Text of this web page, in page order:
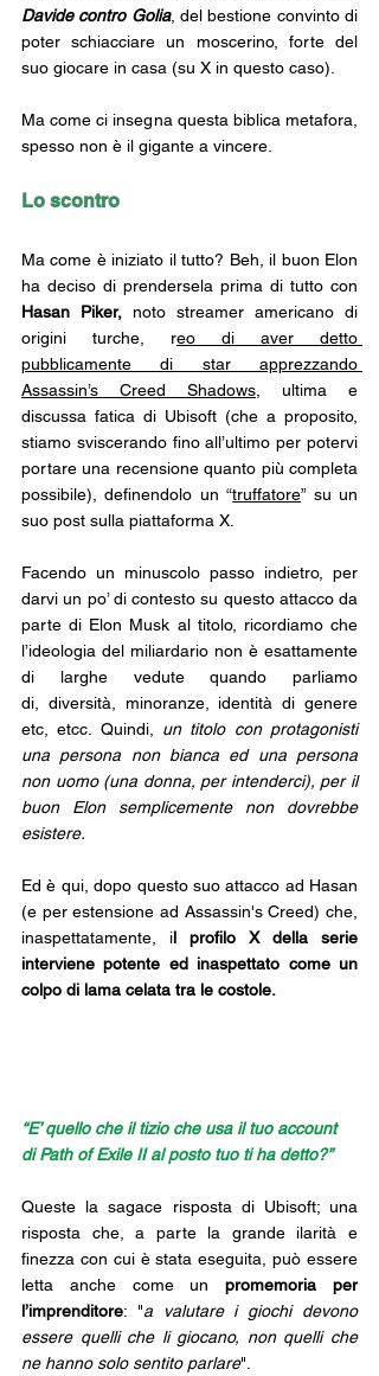
Davide contro Golia, del bestione convinto di
poter schiacciare un moscerino, forte del
suo giocare in casa (su X in questo caso).
Ma come ci insegna questa biblica metafora,
spesso non è il gigante a vincere.
Lo scontro
Ma come è iniziato il tutto? Beh, il buon Elon
Hasan Piker, noto streamer americano di
origini turche, reo di aver detto
pubblicamente di star apprezzando
Assassin’s Creed Shadows , ultima e
discussa fatica di Ubisoft (che a proposito,
stiamo sviscerando fino all’ultimo per potervi
portare una recensione quanto più completa
possibile), definendolo un “truffatore” su un
suo post sulla piattaforma X.
Facendo un minuscolo passo indietro, per
darvi un po’ di contesto su questo attacco da
parte di Elon Musk al titolo, ricordiamo che
l’ideologia del miliardario non è esattamente
di larghe vedute quando parliamo
di, diversità, minoranze, identità di genere
etc, etcc. Quindi, un titolo con protagonisti
una persona non bianca ed una persona
non uomo (una donna, per intenderci), per il
buon Elon semplicemente non dovrebbe
esistere.
Ed è qui, dopo questo suo attacco ad Hasan
(e per estensione ad Assassin's Creed) che,
inaspettatamente, il profilo X della serie
interviene potente ed inaspettato come un
colpo di lama celata tra le costole.
“E’ quello che il tizio che usa il tuo account
di Path of Exile II al posto tuo ti ha detto?”
Queste la sagace risposta di Ubisoft; una
risposta che, a parte la grande ilarità e
finezza con cui è stata eseguita, può essere
letta anche come un promemoria per
l’imprenditore: "a valutare i giochi devono
essere quelli che li giocano, non quelli che
ne hanno solo sentito parlare".